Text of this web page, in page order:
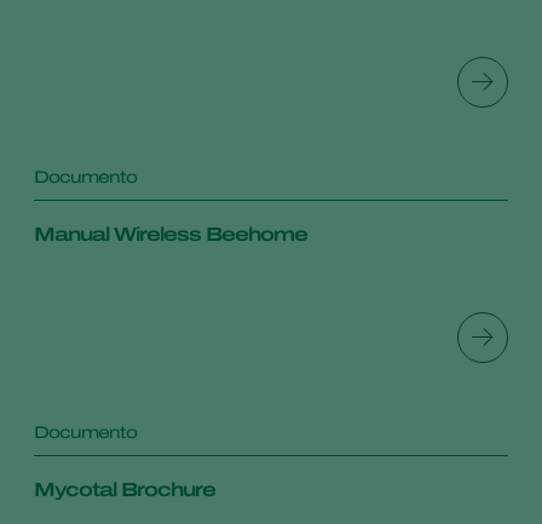
Documento
Manual Wireless Beehome
Documento
Mycotal Brochure